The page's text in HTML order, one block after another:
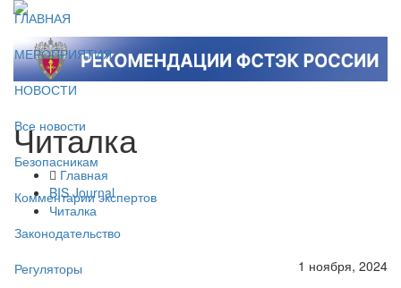
ГЛАВНАЯ
МЕРОПРИЯТИЯ
НОВОСТИ
Все новости
Безопасникам
Комментарии экспертов
Законодательство
Регуляторы
Читалка
Главная
BIS Journal
Читалка
1 ноября, 2024